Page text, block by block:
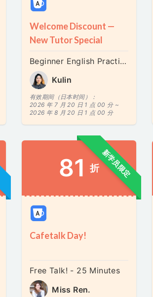
Welcome Discount —
New Tutor Special
Beginner English Practice (Slow & Easy)
Kulin
有效期间（日本时间）：
2026 年 7 月 20 日 1 点 00 分 ~
2026 年 8 月 20 日 1 点 00 分
新学员限定
81 折
Cafetalk Day!
Free Talk! - 25 Minutes
Miss Ren.